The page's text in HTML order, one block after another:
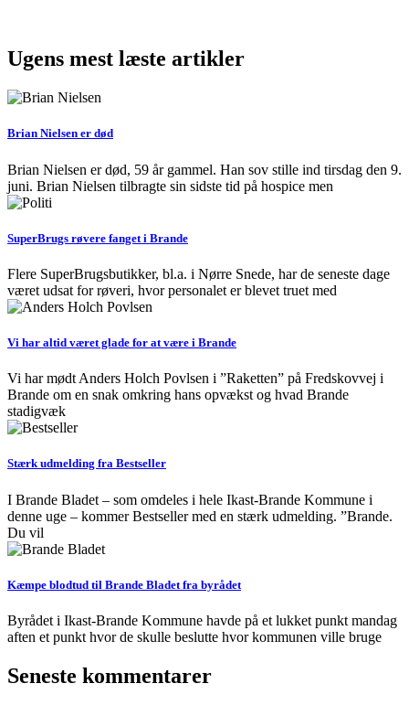
Ugens mest læste artikler
Brian Nielsen er død
Brian Nielsen er død, 59 år gammel. Han sov stille ind tirsdag den 9.
juni. Brian Nielsen tilbragte sin sidste tid på hospice men
SuperBrugs røvere fanget i Brande
Flere SuperBrugsbutikker, bl.a. i Nørre Snede, har de seneste dage
været udsat for røveri, hvor personalet er blevet truet med
Vi har altid været glade for at være i Brande
Vi har mødt Anders Holch Povlsen i ”Raketten” på Fredskovvej i
Brande om en snak omkring hans opvækst og hvad Brande
stadigvæk
Stærk udmelding fra Bestseller
I Brande Bladet – som omdeles i hele Ikast-Brande Kommune i
denne uge – kommer Bestseller med en stærk udmelding. ”Brande.
Du vil
Kæmpe blodtud til Brande Bladet fra byrådet
Byrådet i Ikast-Brande Kommune havde på et lukket punkt mandag
aften et punkt hvor de skulle beslutte hvor kommunen ville bruge
Seneste kommentarer